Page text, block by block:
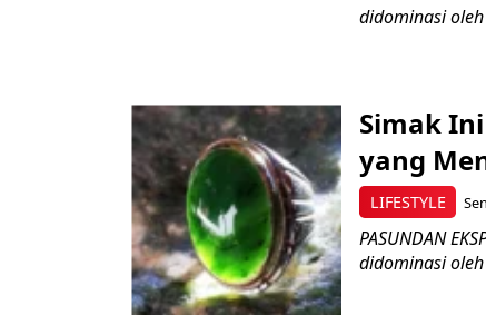
didominasi
LIFESTYLE
Simak
yang
PASUNDAN
didominasi